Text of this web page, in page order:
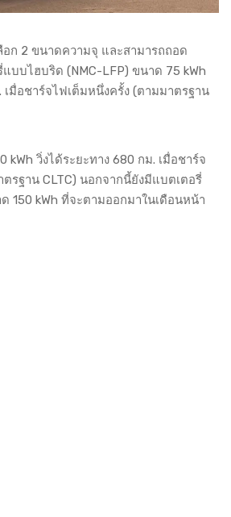
ก 2 ขนาดความจุ และสามารถถอด
บบไฮบริด (NMC-LFP) ขนาด 75 kWh
เมื่อชาร์จไฟเต็มหนึ่งครั้ง (ตามมาตรฐาน
kWh วิ่งได้ระยะทาง 680 กม. เมื่อชาร์จ
รฐาน CLTC) นอกจากนี้ยังมีแบตเตอรี่
150 kWh ที่จะตามออกมาในเดือนหน้า